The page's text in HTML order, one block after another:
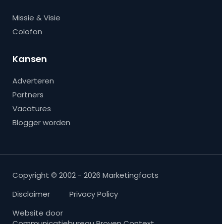
Missie & Visie
Colofon
Kansen
Adverteren
Partners
Vacatures
Blogger worden
Copyright © 2002 - 2026 Marketingfacts
Disclaimer
Privacy Policy
Website door